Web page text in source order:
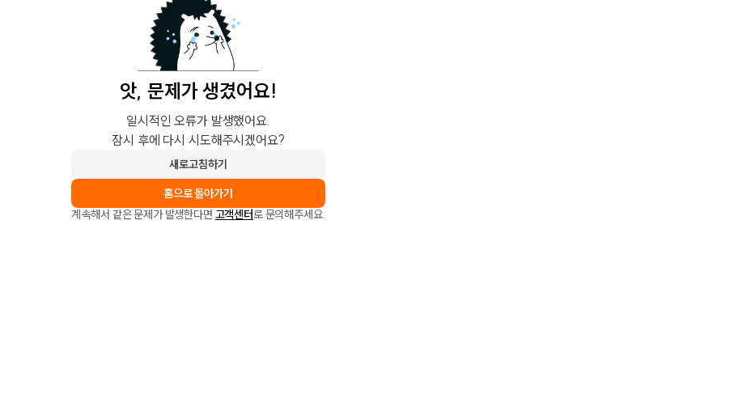
앗, 문제가 생겼어요!
일시적인 오류가 발생했어요.
잠시 후에 다시 시도해주시겠어요?
새로고침하기
홈으로 돌아가기
계속해서 같은 문제가 발생한다면 고객센터로 문의해주세요.